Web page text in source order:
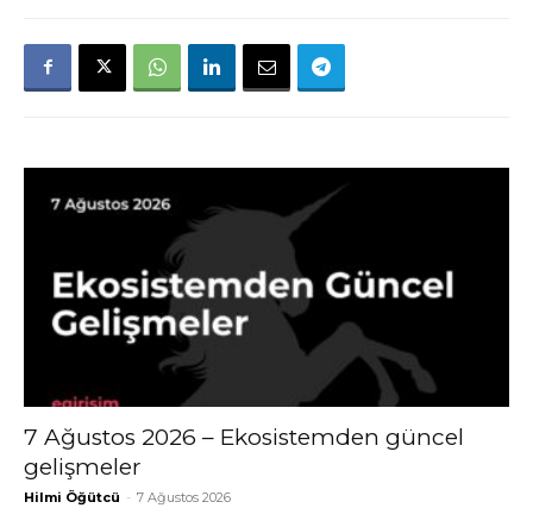
7 Ağustos 2026 – Ekosistemden güncel
gelişmeler
Hilmi Öğütcü - 7 Ağustos 2026